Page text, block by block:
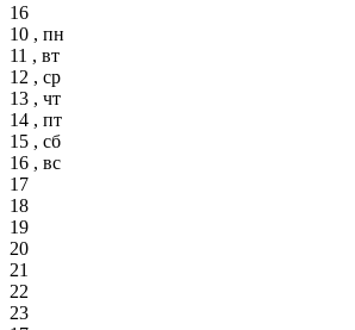
16
10 , пн
11 , вт
12 , ср
13 , чт
14 , пт
15 , сб
16 , вс
17
18
19
20
21
22
23